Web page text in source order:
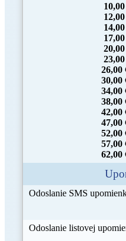
26,00
30,00
34,00
38,00
42,00
47,00
52,00
57,00
62,00
Odoslanie SMS
Odoslanie listovej